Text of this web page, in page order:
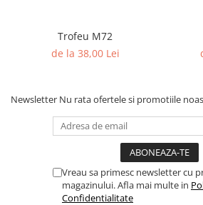
Trofeu M72
de la 38,00 Lei
Newsletter Nu rata ofertele si promotiile
Vreau sa primesc newsletter cu
magazinului. Afla mai multe in
Confidentialitate